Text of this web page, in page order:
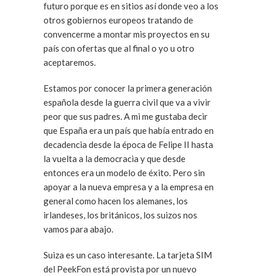
futuro porque es en sitios así donde veo a los
otros gobiernos europeos tratando de
convencerme a montar mis proyectos en su
país con ofertas que al final o yo u otro
aceptaremos.
Estamos por conocer la primera generación
española desde la guerra civil que va a vivir
peor que sus padres. A mi me gustaba decir
que España era un país que había entrado en
decadencia desde la época de Felipe II hasta
la vuelta a la democracia y que desde
entonces era un modelo de éxito. Pero sin
apoyar a la nueva empresa y a la empresa en
general como hacen los alemanes, los
irlandeses, los británicos, los suizos nos
vamos para abajo.
Suiza es un caso interesante. La tarjeta SIM
del PeekFon está provista por un nuevo